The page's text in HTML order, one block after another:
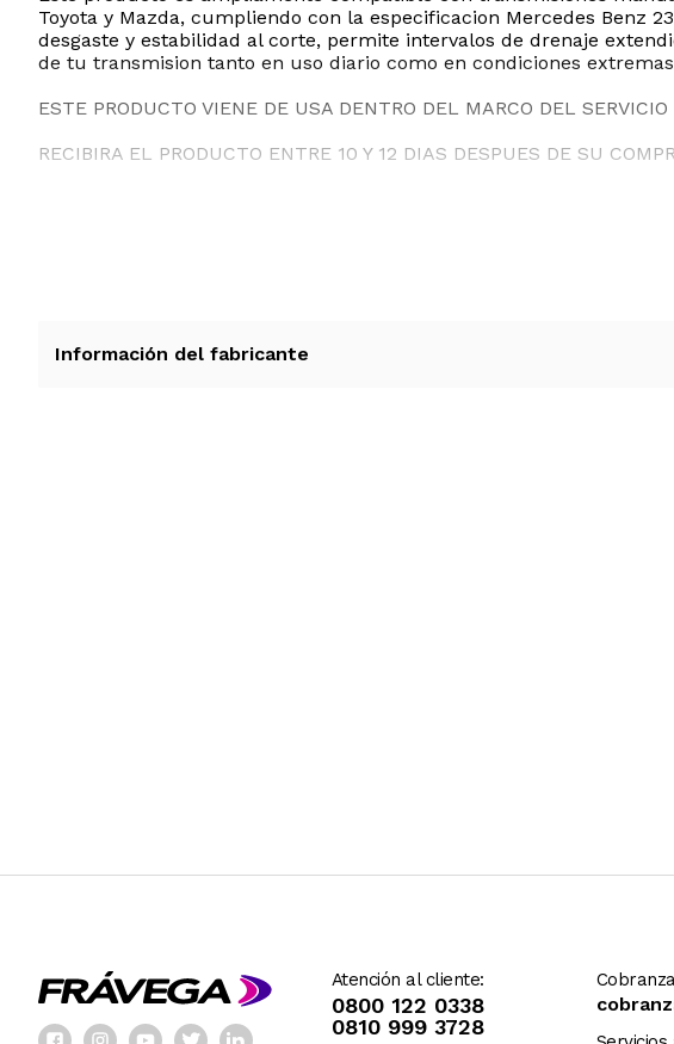
Toyota y Mazda, cumpliendo con la especificacion Mercedes Benz
desgaste y estabilidad al corte, permite intervalos de drenaje
de tu transmision tanto en uso diario como en condiciones
ESTE PRODUCTO VIENE DE USA DENTRO DEL MARCO DEL
RECIBIRA EL PRODUCTO ENTRE 10 Y 12 DIAS DESPUES DE SU
Información del fabricante
Atención al cliente:
0800 122 0338
0810 999 3728